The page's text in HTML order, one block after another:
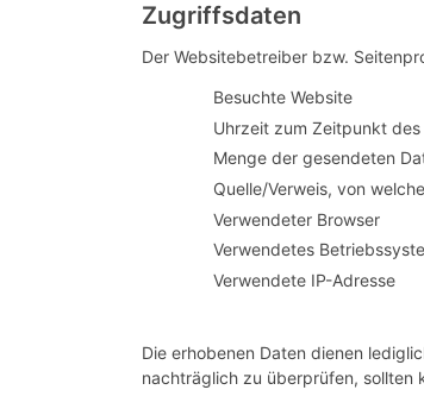
Zugriffsdaten
Der Websitebetreiber bzw.
Besuchte Website
Uhrzeit zum Zeitpunkt
Menge der gesendeten
Quelle/Verweis, von
Verwendeter Browser
Verwendetes
Verwendete IP-Adresse
Die erhobenen Daten dienen
nachträglich zu überprüfen, sollten